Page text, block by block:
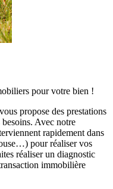
pour votre bien !
propose des prestations
Avec notre
rapidement dans
pour réaliser vos
réaliser un diagnostic
immobilière